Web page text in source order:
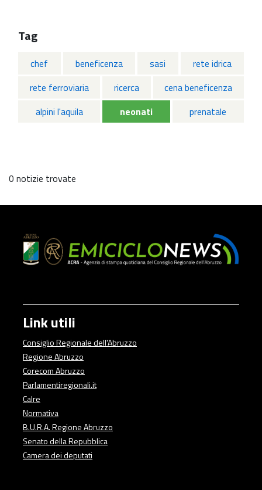
Tag
chef beneficenza sasi
rete idrica
rete ferroviaria
ricerca
cena beneficenza
alpini l'aquila
neonati prenatale
0 notizie trovate
Link utili
Consiglio Regionale dell'Abruzzo
Regione Abruzzo
Corecom Abruzzo
Parlamentiregionali.it
Calre
Normativa
B.U.R.A. Regione Abruzzo
Senato della Repubblica
Camera dei deputati